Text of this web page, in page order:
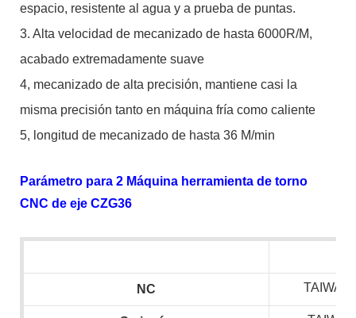
espacio, resistente al agua y a prueba de puntas.
3. Alta velocidad de mecanizado de hasta 6000R/M,
acabado extremadamente suave
4, mecanizado de alta precisión, mantiene casi la
misma precisión tanto en máquina fría como caliente
5, longitud de mecanizado de hasta 36 M/min
Parámetro para 2 Máquina herramienta de torno
CNC de eje CZG36
NC TAIWAN